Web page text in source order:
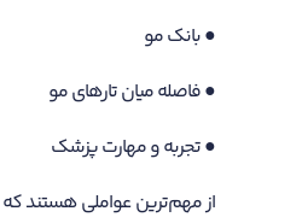
● بانک مو
● فاصله میان تارهای مو
● تجربه و مهارت پزشک
از مهم‌ترین عواملی هستند